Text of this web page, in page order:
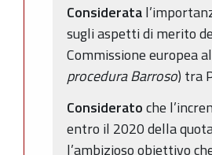
Considerata
sugli aspetti di merito
Commissione europea
procedura Barroso) tra
Consideratoche
entro il 2020 della
l’ambizioso obiettivo